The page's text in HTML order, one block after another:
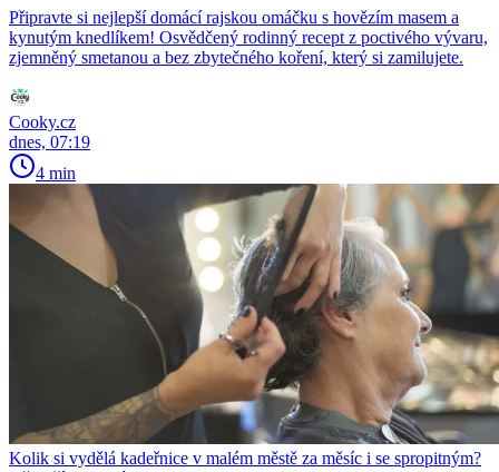
Připravte si nejlepší domácí rajskou omáčku s hovězím masem a
kynutým knedlíkem! Osvědčený rodinný recept z poctivého vývaru,
zjemněný smetanou a bez zbytečného koření, který si zamilujete.
Cooky.cz
dnes, 07:19
4 min
Kolik si vydělá kadeřnice v malém městě za měsíc i se spropitným?